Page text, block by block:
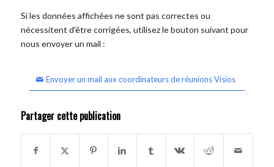
Si les données affichées ne sont pas correctes ou
nécessitent d'être corrigées, utilisez le bouton suivant pour
nous envoyer un mail :
Envoyer un mail aux coordinateurs de réunions Visios
Partager cette publication